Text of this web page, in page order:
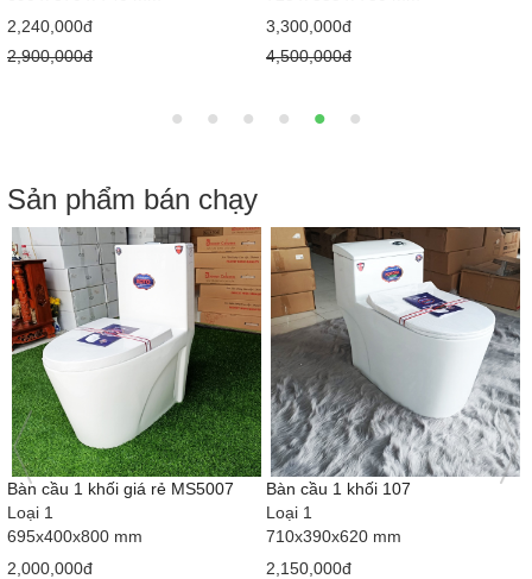
2,240,000đ
2,900,000đ
3,300,000đ
4,500,000đ
Sản phẩm bán chạy
Bàn cầu 1 khối giá rẻ MS5007
Loại 1
695x400x800 mm
2,000,000đ
Bàn cầu 1 khối 107
Loại 1
710x390x620 mm
2,150,000đ